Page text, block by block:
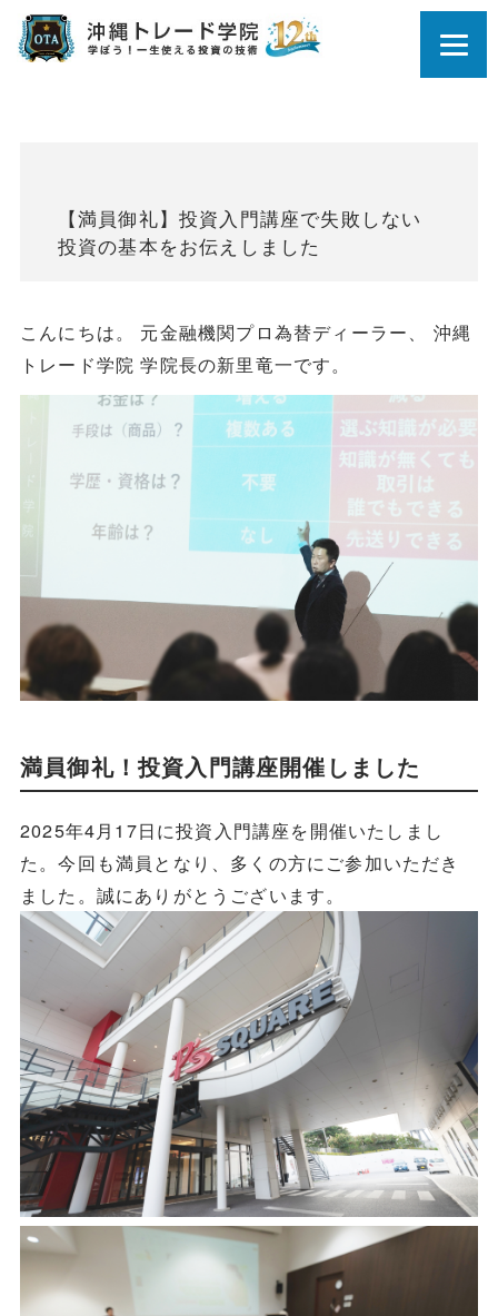
【満員御礼】投資入門講座で失敗しない
投資の基本をお伝えしました
こんにちは。 元金融機関プロ為替ディーラー、 沖縄
トレード学院 学院長の新里竜一です。
満員御礼！投資入門講座開催しました
2025年4月17日に投資入門講座を開催いたしまし
た。今回も満員となり、多くの方にご参加いただき
ました。誠にありがとうございます。